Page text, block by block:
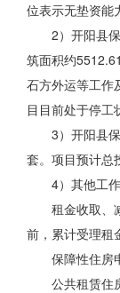
位表示无垫资能
2）开阳县
筑面积约
石方外运等工作
目目前处于停工
3）开阳县
套。项目预计总
4）其他工
租金收取、
前，累计受理租
保障性住房
公共租赁住